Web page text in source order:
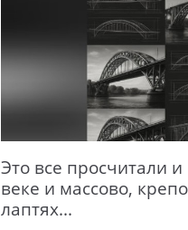
Это все просчитали и
веке и массово,
лаптях...